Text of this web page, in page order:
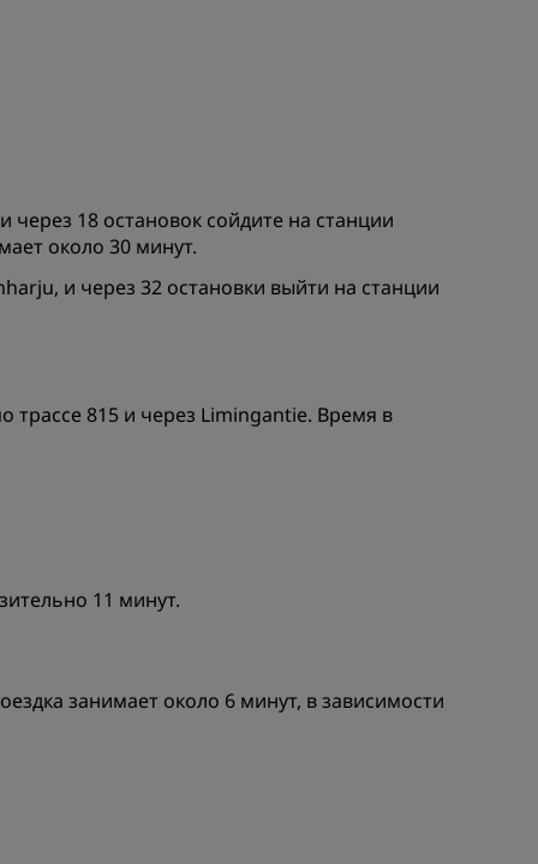
18 остановок сойдите на станции
около 30 минут.
и через 32 остановки выйти на станции
815 и через Limingantie. Время в
11 минут.
занимает около 6 минут, в зависимости